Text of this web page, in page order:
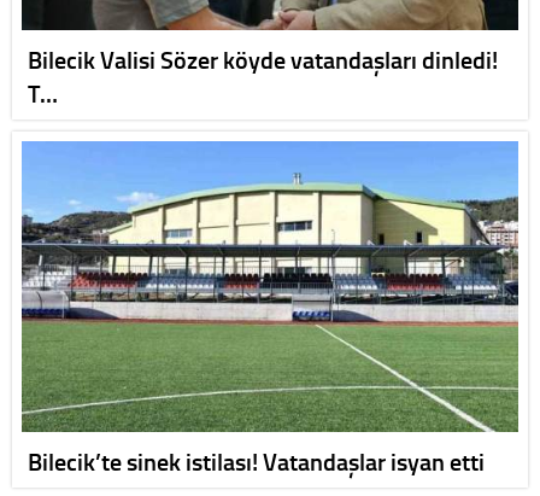
Bilecik Valisi Sözer köyde vatandaşları dinledi!
T…
Bilecik’te sinek istilası! Vatandaşlar isyan etti